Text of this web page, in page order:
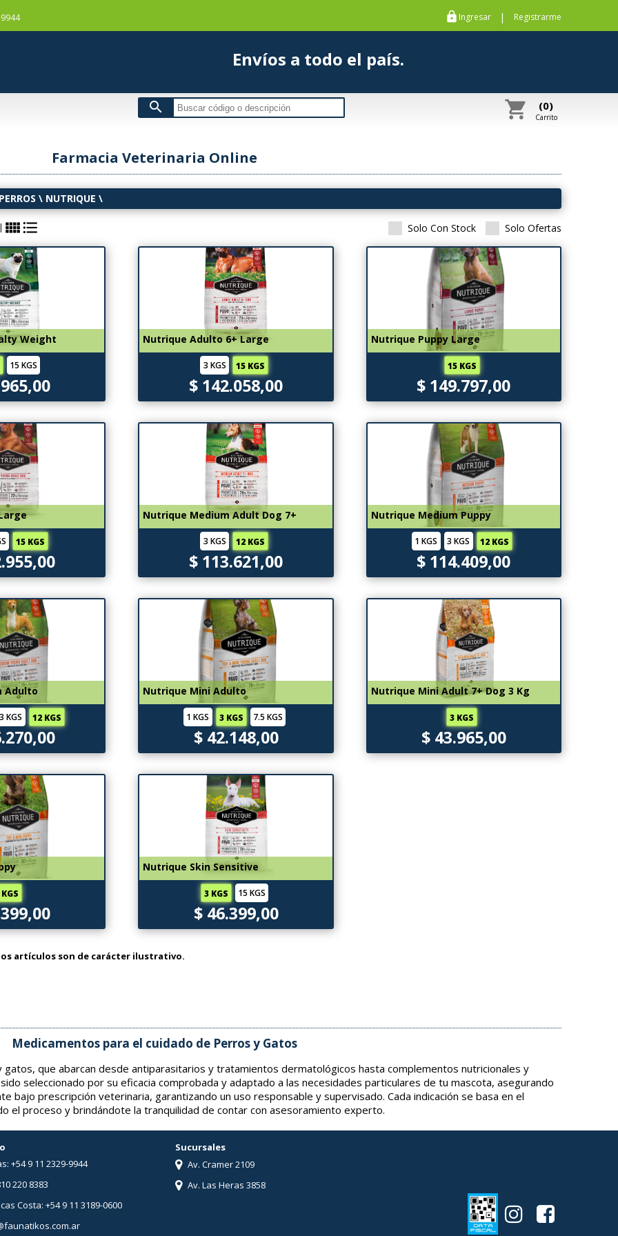
https Ingresar | Registrarme
Envíos a todo el país.
search shopping_cart (0)
Carrito
Farmacia Veterinaria Online
PERROS \ NUTRIQUE \
| view_comfyformat_list_bulleted Solo Con Stock Solo Ofertas
Weight
15 KGS
Nutrique Adulto 6+ Large
3 KGS 15 KGS
$ 142.058,00
Nutrique Puppy Large
15 KGS
$ 149.797,00
15 KGS
Nutrique Medium Adult Dog 7+
3 KGS 12 KGS
$ 113.621,00
Nutrique Medium Puppy
1 KGS 3 KGS 12 KGS
$ 114.409,00
Adulto
3 KGS 12 KGS
Nutrique Mini Adulto
1 KGS 3 KGS 7.5 KGS
$ 42.148,00
Nutrique Mini Adult 7+ Dog 3 Kg
3 KGS
$ 43.965,00
Nutrique Skin Sensitive
3 KGS 15 KGS
$ 46.399,00
artículos son de carácter ilustrativo.
Medicamentos para el cuidado de Perros y Gatos
que abarcan desde antiparasitarios y tratamientos dermatológicos hasta complementos nutricionales y
seleccionado por su eficacia comprobada y adaptado a las necesidades particulares de tu mascota, asegurando
bajo prescripción veterinaria, garantizando un uso responsable y supervisado. Cada indicación se basa en el
el proceso y brindándote la tranquilidad de contar con asesoramiento experto.
+54 9 11 2329-9944
220 8383
Costa: +54 9 11 3189-0600
Sucursales
Av. Cramer 2109
Av. Las Heras 3858